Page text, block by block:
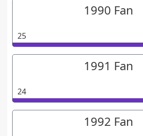
1990 Fan
25
1991 Fan
24
1992 Fan